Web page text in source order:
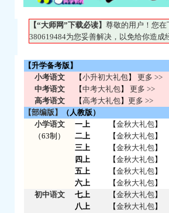
【“大师网”下载必读】 尊敬的用户！您在
380619484为您妥善解决，以免给你造成
【升学备考版】
小考语文
【小升初大礼包】 更多 >>
中考语文
【中考大礼包】 更多 >>
高考语文
【高考大礼包】 更多 >>
【部编版】
（人教版）
小学语文
（63制）
一上
二上
三上
四上
五上
六上
【金秋大礼包】
【金秋大礼包】
【金秋大礼包】
【金秋大礼包】
【金秋大礼包】
【金秋大礼包】
初中语文
七上
八上
【金秋大礼包】
【金秋大礼包】